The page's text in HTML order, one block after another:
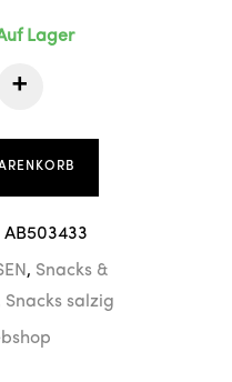
Lager
+
AB503433
, Snacks &
Snacks salzig